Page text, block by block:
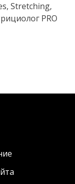
Stretching,
PRO